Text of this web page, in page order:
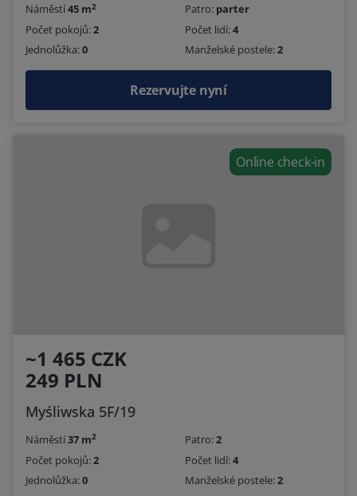
Náměstí45 m2 Patro: parter
Počet pokojů:2 Počet lidí:4
Jednolůžka:0 Manželské postele:2
Rezervujte nyní
Online check-in
~1 465 CZK
249 PLN
Myśliwska 5F/19
Náměstí37 m2 Patro:2
Počet pokojů:2 Počet lidí:4
Jednolůžka:0 Manželské postele:2